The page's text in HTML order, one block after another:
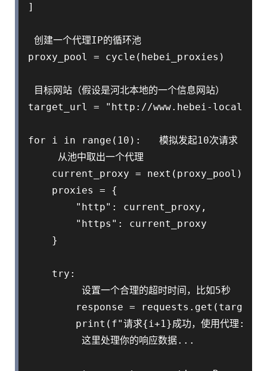
]
创建一个代理IP的循环池
proxy_pool = cycle(hebei_proxies)
目标网站（假设是河北本地的一个信息网站）
target_url = "http://www.hebei-local-
for i in range(10):   模拟发起10次请求
     从池中取出一个代理
    current_proxy = next(proxy_pool)
    proxies = {
        "http": current_proxy,
        "https": current_proxy
    }
    try:
         设置一个合理的超时时间，比如5秒
response =
print(f"请求{i+1}成功，使用代理:
         这里处理你的响应数据...